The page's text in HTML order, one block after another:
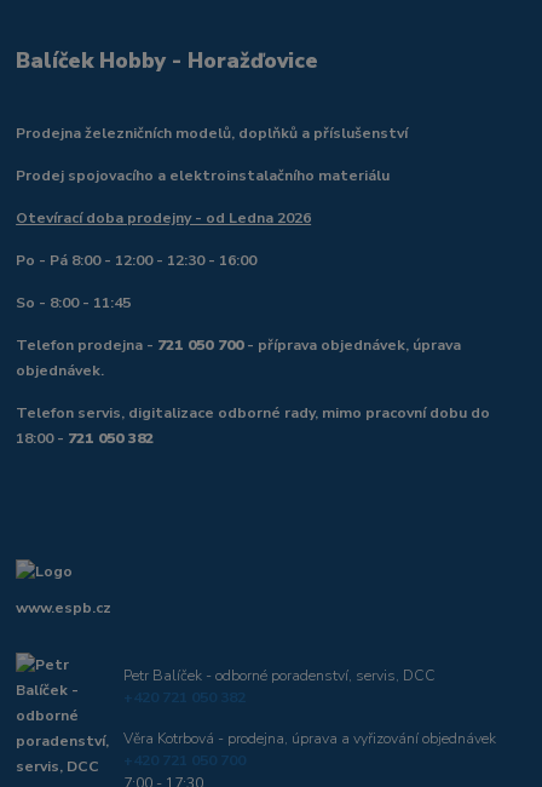
Balíček Hobby - Horažďovice
Prodejna železničních modelů, doplňků a příslušenství
Prodej spojovacího a elektroinstalačního materiálu
Otevírací doba prodejny - od Ledna 2026
Po - Pá 8:00 - 12:00 - 12:30 - 16:00
So - 8:00 - 11:45
Telefon prodejna - 721 050 700- příprava objednávek, úprava
objednávek.
Telefon servis, digitalizace odborné rady, mimo pracovní dobu do
18:00 - 721 050 382
www.espb.cz
Petr Balíček - odborné poradenství, servis, DCC
+420 721 050 382
Věra Kotrbová - prodejna, úprava a vyřizování objednávek
+420 721 050 700